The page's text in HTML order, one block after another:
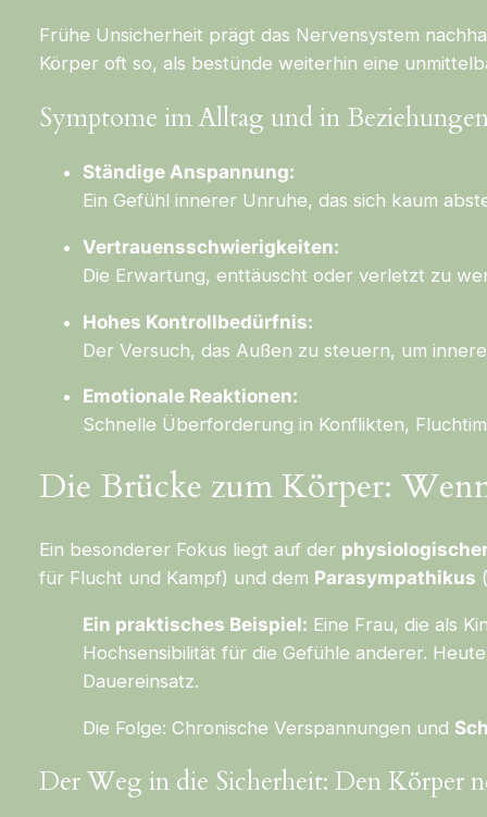
Frühe Unsicherheit prägt das Nervensystem
Körper oft so, als bestünde weiterhin eine
Symptome im Alltag und in
Ständige Anspannung:
Ein Gefühl innerer Unruhe, das sich kaum
Vertrauensschwierigkeiten:
Die Erwartung, enttäuscht oder verletzt zu
Hohes Kontrollbedürfnis:
Der Versuch, das Außen zu steuern, um
Emotionale Reaktionen:
Schnelle Überforderung in Konflikten,
Die Brücke zum Körper:
Ein besonderer Fokus liegt auf der
für Flucht und Kampf) und dem Parasympathikus
Ein praktisches Beispiel: Eine Frau, die als
Hochsensibilität für die Gefühle anderer.
Dauereinsatz.
Die Folge: Chronische Verspannungen und
Der Weg in die Sicherheit: Den Körper